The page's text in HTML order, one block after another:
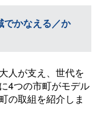
でかなえる／か
人が支え、世代を
4つの市町がモデル
の取組を紹介しま